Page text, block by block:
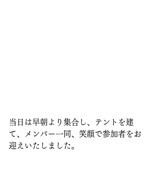
当日は早朝より集合し、テントを建
て、メンバー一同、笑顔で参加者をお
迎えいたしました。